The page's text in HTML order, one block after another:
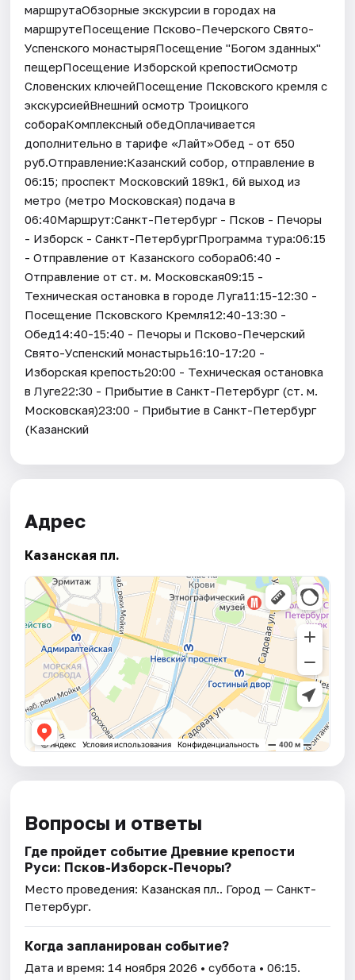
маршрутаОбзорные экскурсии в городах на
маршрутеПосещение Псково-Печерского Свято-
Успенского монастыряПосещение "Богом зданных"
пещерПосещение Изборской крепостиОсмотр
Словенских ключейПосещение Псковского кремля с
экскурсиейВнешний осмотр Троицкого
собораКомплексный обедОплачивается
дополнительно в тарифе «Лайт»Обед - от 650
руб.Отправление:Казанский собор, отправление в
06:15; проспект Московский 189к1, 6й выход из
метро (метро Московская) подача в
06:40Маршрут:Санкт-Петербург - Псков - Печоры
- Изборск - Санкт-ПетербургПрограмма тура:06:15
- Отправление от Казанского собора06:40 -
Отправление от ст. м. Московская09:15 -
Техническая остановка в городе Луга11:15-12:30 -
Посещение Псковского Кремля12:40-13:30 -
Обед14:40-15:40 - Печоры и Псково-Печерский
Свято-Успенский монастырь16:10-17:20 -
Изборская крепость20:00 - Техническая остановка
в Луге22:30 - Прибытие в Санкт-Петербург (ст. м.
Московская)23:00 - Прибытие в Санкт-Петербург
(Казанский
Адрес
Казанская пл.
Вопросы и ответы
Где пройдет событие Древние крепости
Руси: Псков-Изборск-Печоры?
Место проведения: Казанская пл.. Город — Санкт-
Петербург.
Когда запланирован событие?
Дата и время: 14 ноября 2026 • суббота • 06:15.